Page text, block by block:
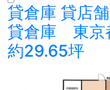
貸倉庫 貸店舗
貸倉庫 東京
約29.65坪